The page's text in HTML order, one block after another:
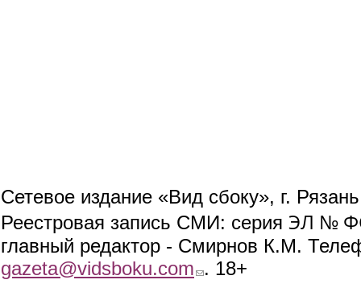
Сетевое издание «Вид сбоку», г.
Реестровая запись СМИ: серия ЭЛ №
главный редактор - Смирнов К.М.
gazeta@vidsboku.com (link sends e-mail)
. 18+